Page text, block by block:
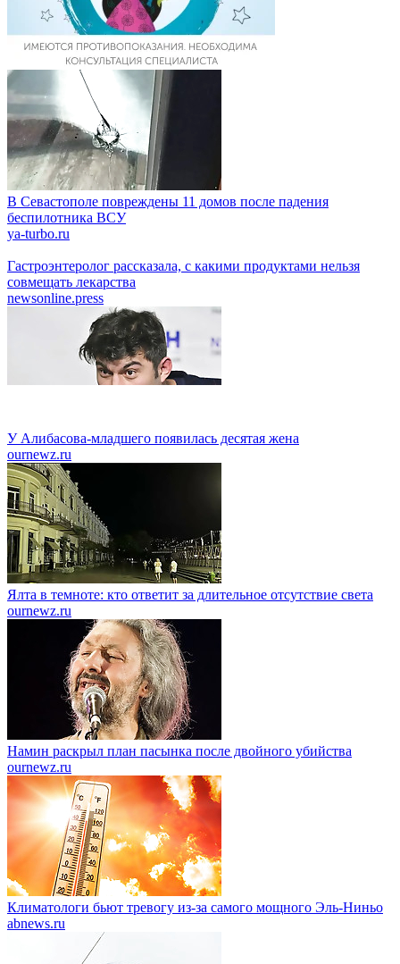
В Севастополе повреждены 11 домов после падения
беспилотника ВСУ
ya-turbo.ru
Гастроэнтеролог рассказала, с какими продуктами нельзя
совмещать лекарства
newsonline.press
У Алибасова-младшего появилась десятая жена
ournewz.ru
Ялта в темноте: кто ответит за длительное отсутствие света
ournewz.ru
Намин раскрыл план пасынка после двойного убийства
ournewz.ru
Климатологи бьют тревогу из-за самого мощного Эль-Ниньо
abnews.ru